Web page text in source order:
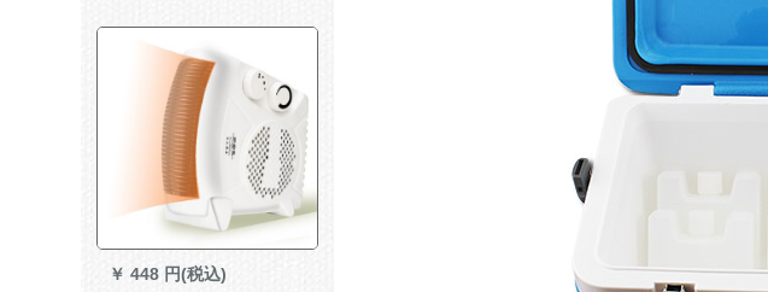
￥ 448 円(税込)